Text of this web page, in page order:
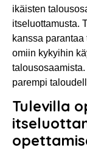
ikäisten
itseluottamusta.
kanssa
omiin kykyihin
parempi
Tulevilla